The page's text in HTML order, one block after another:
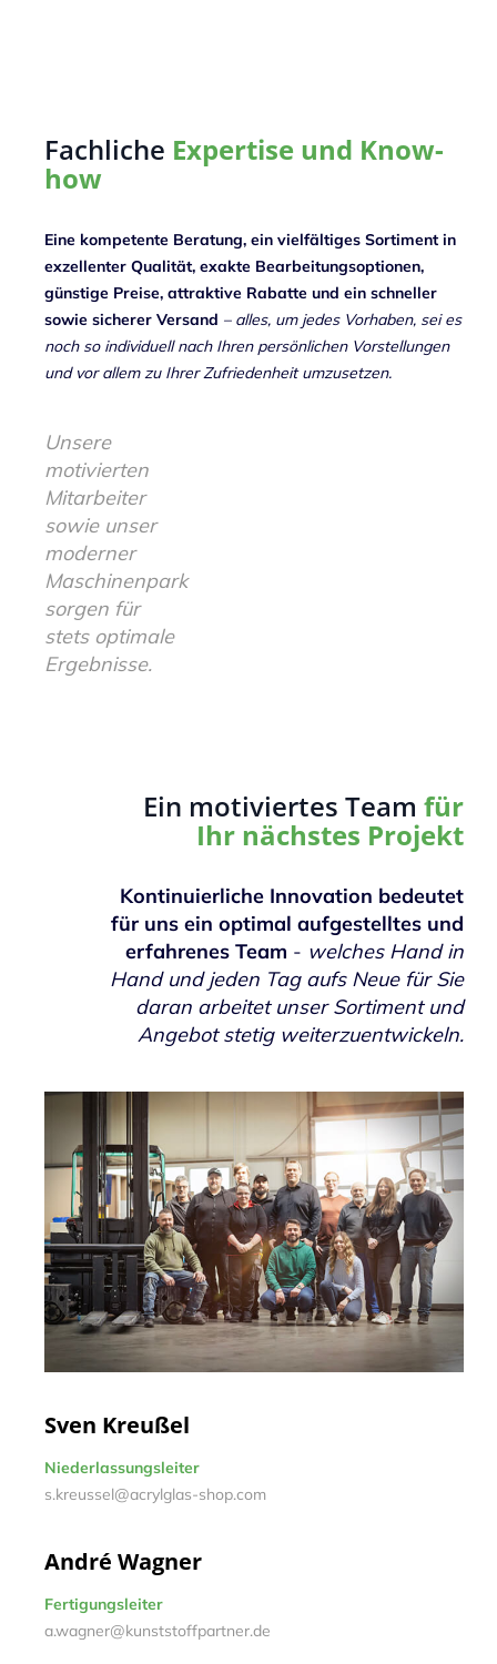
Fachliche Expertise und Know-
how
Eine kompetente Beratung, ein vielfältiges Sortiment in
exzellenter Qualität, exakte Bearbeitungsoptionen,
günstige Preise, attraktive Rabatte und ein schneller
sowie sicherer Versand – alles, um jedes Vorhaben, sei es
noch so individuell nach Ihren persönlichen Vorstellungen
und vor allem zu Ihrer Zufriedenheit umzusetzen.
Unsere
motivierten
Mitarbeiter
sowie unser
moderner
Maschinenpark
sorgen für
stets optimale
Ergebnisse.
Ein motiviertes Team für
Ihr nächstes Projekt
Kontinuierliche Innovation bedeutet
für uns ein optimal aufgestelltes und
erfahrenes Team - welches Hand in
Hand und jeden Tag aufs Neue für Sie
daran arbeitet unser Sortiment und
Angebot stetig weiterzuentwickeln.
Sven Kreußel
Niederlassungsleiter
s.kreussel@acrylglas-shop.com
André Wagner
Fertigungsleiter
a.wagner@kunststoffpartner.de